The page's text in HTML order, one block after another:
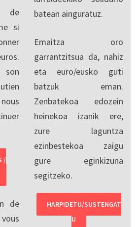
de
si
/
de
batean ainguratuz.
Emaitza oro
garrantzitsua da, nahiz
eta euro/eusko guti
batzuk eman.
Zenbatekoa edozein
heinekoa izanik ere,
zure laguntza
ezinbestekoa zaigu
gure eginkizuna
segitzeko.
HARPIDETU/SUSTENGAT
U